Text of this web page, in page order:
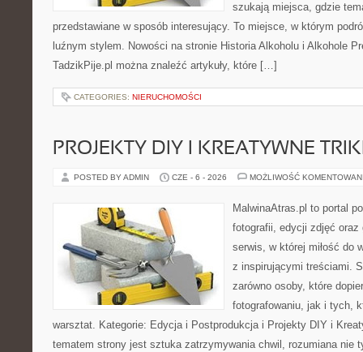
szukają miejsca, gdzie
przedstawiane w sposób interesujący. To miejsce, w którym
luźnym stylem. Nowości na stronie Historia Alkoholu i Alkohole
TadzikPije.pl można znaleźć artykuły, które […]
CATEGORIES: NIERUCHOMOŚCI
PROJEKTY DIY I KREATYWNE
POSTED BY ADMIN CZE - 6 - 2026 MOŻLIWOŚĆ
MalwinaAtras.pl to portal
fotografii, edycji zdjęć oraz
serwis, w której miłość do
z inspirującymi treściami.
zarówno osoby, które
fotografowaniu, jak i tych,
warsztat. Kategorie: Edycja i Postprodukcja i Projekty DIY i
tematem strony jest sztuka zatrzymywania chwil, rozumiana nie